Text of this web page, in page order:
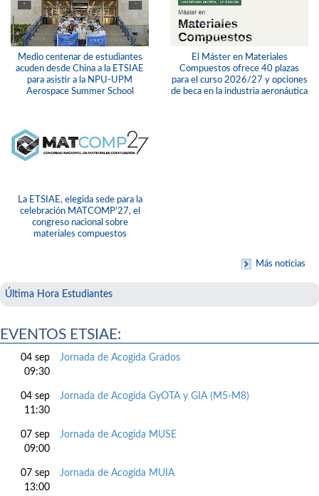
Medio centenar de estudiantes
acuden desde China a la ETSIAE
para asistir a la NPU-UPM
Aerospace Summer School
El Máster en Materiales
Compuestos ofrece 40 plazas
para el curso 2026/27 y opciones
de beca en la industria aeronáutica
La ETSIAE, elegida sede para la
celebración MATCOMP’27, el
congreso nacional sobre
materiales compuestos
Más noticias
Última Hora Estudiantes
EVENTOS ETSIAE:
04 sep
09:30
Jornada de Acogida Grados
04 sep
11:30
Jornada de Acogida GyOTA y GIA (M5-M8)
07 sep
09:00
Jornada de Acogida MUSE
07 sep
13:00
Jornada de Acogida MUIA